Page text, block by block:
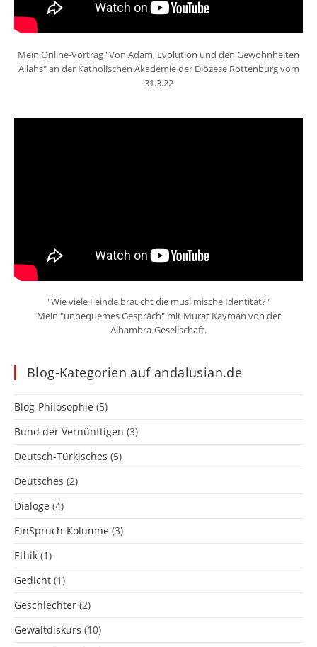
Mein Online-Vortrag "Von Adam, Evolution und den Gewohnheiten
Allahs" an der Katholischen Akademie der Diözese Rottenburg vom
31.3.22
"Wie viele Feinde braucht die muslimische Identität?"
Mein "unbequemes Gespräch" mit Murat Kayman von der
Alhambra-Gesellschaft.
Blog-Kategorien auf andalusian.de
Blog-Philosophie (5)
Bund der Vernünftigen (3)
Deutsch-Türkisches (5)
Deutsches (2)
Dialoge (4)
EinSpruch-Kolumne (3)
Ethik (1)
Gedicht (1)
Geschlechter (2)
Gewaltdiskurs (10)